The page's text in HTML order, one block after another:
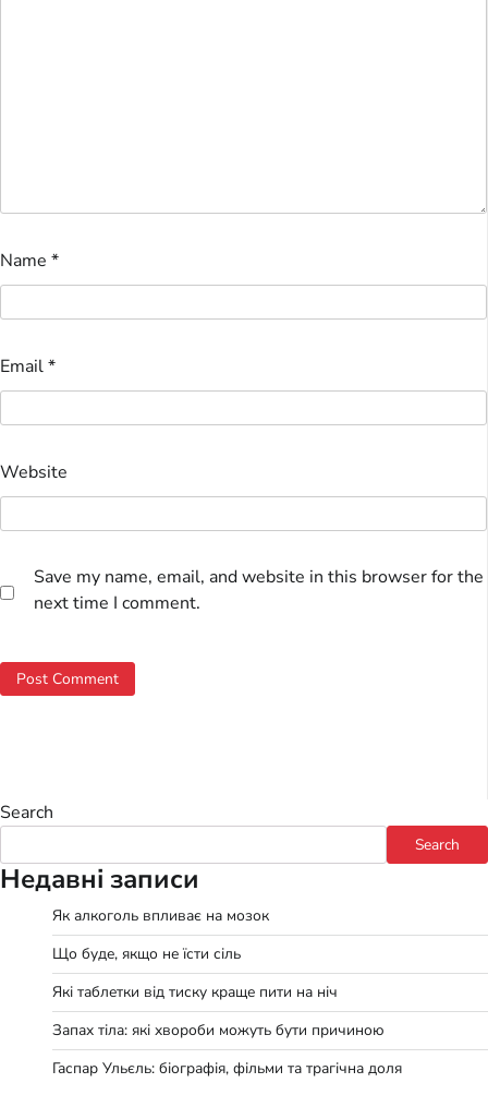
Name *
Email*
Website
Save my name, email, and website in this browser for the
next time I comment.
Search
Search
Недавні записи
Як алкоголь впливає на мозок
Що буде, якщо не їсти сіль
Які таблетки від тиску краще пити на ніч
Запах тіла: які хвороби можуть бути причиною
Гаспар Ульєль: біографія, фільми та трагічна доля